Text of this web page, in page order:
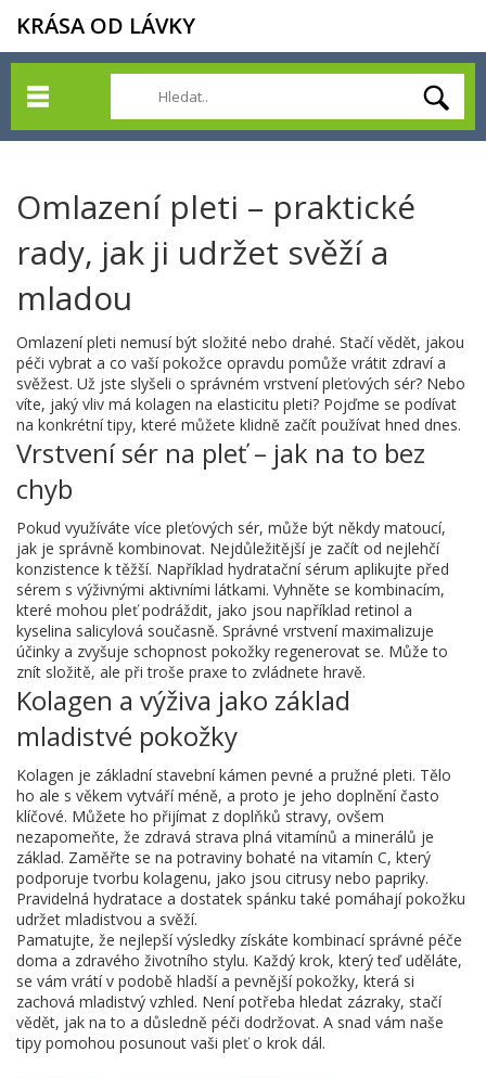
KRÁSA OD LÁVKY
Omlazení pleti – praktické
rady, jak ji udržet svěží a
mladou
Omlazení pleti nemusí být složité nebo drahé. Stačí vědět, jakou
péči vybrat a co vaší pokožce opravdu pomůže vrátit zdraví a
svěžest. Už jste slyšeli o správném vrstvení pleťových sér? Nebo
víte, jaký vliv má kolagen na elasticitu pleti? Pojďme se podívat
na konkrétní tipy, které můžete klidně začít používat hned dnes.
Vrstvení sér na pleť – jak na to bez
chyb
Pokud využíváte více pleťových sér, může být někdy matoucí,
jak je správně kombinovat. Nejdůležitější je začít od nejlehčí
konzistence k těžší. Například hydratační sérum aplikujte před
sérem s výživnými aktivními látkami. Vyhněte se kombinacím,
které mohou pleť podráždit, jako jsou například retinol a
kyselina salicylová současně. Správné vrstvení maximalizuje
účinky a zvyšuje schopnost pokožky regenerovat se. Může to
znít složitě, ale při troše praxe to zvládnete hravě.
Kolagen a výživa jako základ
mladistvé pokožky
Kolagen je základní stavební kámen pevné a pružné pleti. Tělo
ho ale s věkem vytváří méně, a proto je jeho doplnění často
klíčové. Můžete ho přijímat z doplňků stravy, ovšem
nezapomeňte, že zdravá strava plná vitamínů a minerálů je
základ. Zaměřte se na potraviny bohaté na vitamín C, který
podporuje tvorbu kolagenu, jako jsou citrusy nebo papriky.
Pravidelná hydratace a dostatek spánku také pomáhají pokožku
udržet mladistvou a svěží.
Pamatujte, že nejlepší výsledky získáte kombinací správné péče
doma a zdravého životního stylu. Každý krok, který teď uděláte,
se vám vrátí v podobě hladší a pevnější pokožky, která si
zachová mladistvý vzhled. Není potřeba hledat zázraky, stačí
vědět, jak na to a důsledně péči dodržovat. A snad vám naše
tipy pomohou posunout vaši pleť o krok dál.